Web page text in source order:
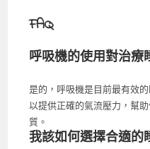
FAQ
呼吸機的使用對治療
是的，呼吸機是目前最有效
以提供正確的氣流壓力，幫
質。
我該如何選擇合適的